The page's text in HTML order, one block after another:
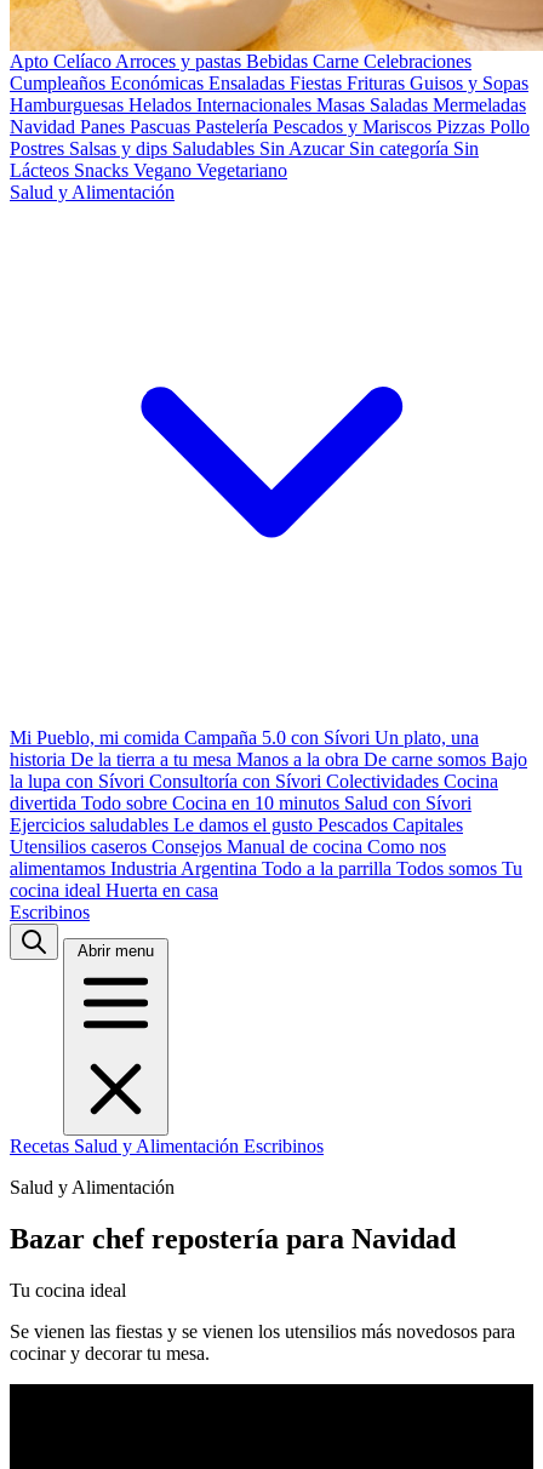
Apto Celíaco Arroces y pastas Bebidas Carne Celebraciones
Cumpleaños Económicas Ensaladas Fiestas Frituras Guisos y Sopas
Hamburguesas Helados Internacionales Masas Saladas Mermeladas
Navidad Panes Pascuas Pastelería Pescados y Mariscos Pizzas Pollo
Postres Salsas y dips Saludables Sin Azucar Sin categoría Sin
Lácteos Snacks Vegano Vegetariano
Salud y Alimentación
Mi Pueblo, mi comida Campaña 5.0 con Sívori Un plato, una
historia De la tierra a tu mesa Manos a la obra De carne somos Bajo
la lupa con Sívori Consultoría con Sívori Colectividades Cocina
divertida Todo sobre Cocina en 10 minutos Salud con Sívori
Ejercicios saludables Le damos el gusto Pescados Capitales
Utensilios caseros Consejos Manual de cocina Como nos
alimentamos Industria Argentina Todo a la parrilla Todos somos Tu
cocina ideal Huerta en casa
Escribinos
Abrir menu
Recetas Salud y Alimentación Escribinos
Salud y Alimentación
Bazar chef repostería para Navidad
Tu cocina ideal
Se vienen las fiestas y se vienen los utensilios más novedosos para
cocinar y decorar tu mesa.